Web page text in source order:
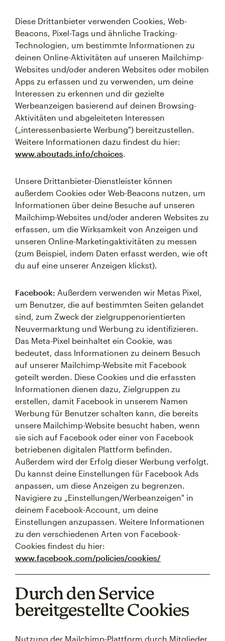
Diese Drittanbieter verwenden Cookies, Web-
Beacons, Pixel-Tags und ähnliche Tracking-
Technologien, um bestimmte Informationen zu
deinen Online-Aktivitäten auf unseren Mailchimp-
Websites und/oder anderen Websites oder mobilen
Apps zu erfassen und zu verwenden, um deine
Interessen zu erkennen und dir gezielte
Werbeanzeigen basierend auf deinen Browsing-
Aktivitäten und abgeleiteten Interessen
(„interessenbasierte Werbung") bereitzustellen.
Weitere Informationen dazu findest du hier:
www.aboutads.info/choices.
Unsere Drittanbieter-Dienstleister können
außerdem Cookies oder Web-Beacons nutzen, um
Informationen über deine Besuche auf unseren
Mailchimp-Websites und/oder anderen Websites zu
erfassen, um die Wirksamkeit von Anzeigen und
unseren Online-Marketingaktivitäten zu messen
(zum Beispiel, indem Daten erfasst werden, wie oft
du auf eine unserer Anzeigen klickst).
Facebook: Außerdem verwenden wir Metas Pixel,
um Benutzer, die auf bestimmten Seiten gelandet
sind, zum Zweck der zielgruppenorientierten
Neuvermarktung und Werbung zu identifizieren.
Das Meta-Pixel beinhaltet ein Cookie, was
bedeutet, dass Informationen zu deinem Besuch
auf unserer Mailchimp-Website mit Facebook
geteilt werden. Diese Cookies und die erfassten
Informationen dienen dazu, Zielgruppen zu
erstellen, damit Facebook in unserem Namen
Werbung für Benutzer schalten kann, die bereits
unsere Mailchimp-Website besucht haben, wenn
sie sich auf Facebook oder einer von Facebook
betriebenen digitalen Plattform befinden.
Außerdem wird der Erfolg dieser Werbung verfolgt.
Du kannst deine Einstellungen für Facebook Ads
anpassen, um diese Anzeigen zu begrenzen.
Navigiere zu „Einstellungen/Werbeanzeigen" in
deinem Facebook-Account, um deine
Einstellungen anzupassen. Weitere Informationen
zu den verschiedenen Arten von Facebook-
Cookies findest du hier:
www.facebook.com/policies/cookies/
Durch den Service
bereitgestellte Cookies
Nutzung der Mailchimp-Plattform durch Mitglieder